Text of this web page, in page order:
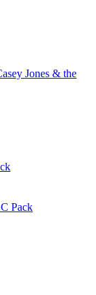
Jones & the
Pack